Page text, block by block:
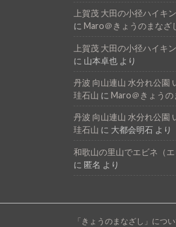
上賀茂 大田の小径ハイキ
に Maro＠きょうのまなざ
上賀茂 大田の小径ハイキ
に 山本卓也 より
丹波 向山連山 水分れ公園
珪石山 に Maro＠きょうの
丹波 向山連山 水分れ公園
珪石山 に 大都会明石 より
和歌山の里山でエビネ（
に 匿名 より
「きょうのまなざし」につ